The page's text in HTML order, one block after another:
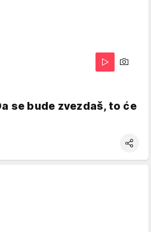
se bude zvezdaš, to će